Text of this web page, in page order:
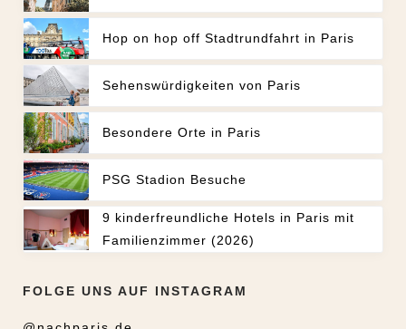
Hop on hop off Stadtrundfahrt in Paris
Sehenswürdigkeiten von Paris
Besondere Orte in Paris
PSG Stadion Besuche
9 kinderfreundliche Hotels in Paris mit
Familienzimmer (2026)
FOLGE UNS AUF INSTAGRAM